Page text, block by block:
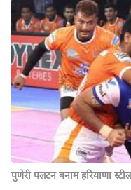
पुणेरी पलटन बनाम हरियाणा